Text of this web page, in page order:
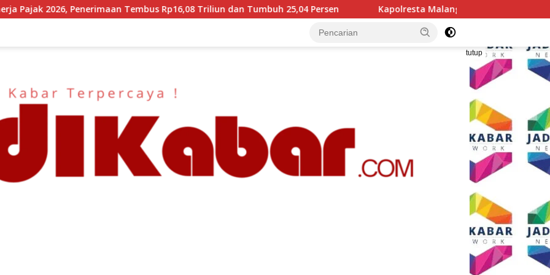
Rp16,08 Triliun dan Tumbuh 25,04 Persen Kapolresta Malang Kota Cek Dua SPPG Polri, Pastikan Standar
tutup